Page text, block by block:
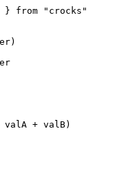
} from "crocks"